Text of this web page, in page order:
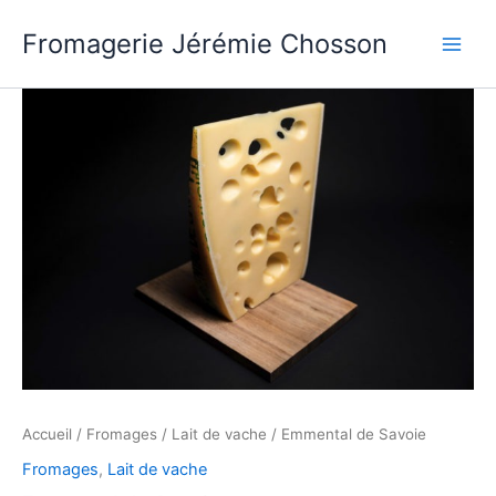
Fromagerie Jérémie Chosson
Accueil / Fromages / Lait de vache / Emmental de Savoie
Fromages, Lait de vache